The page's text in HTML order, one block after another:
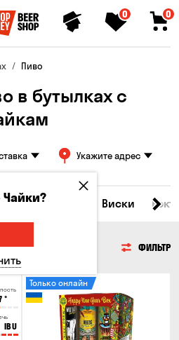
0 0
Пиво
в бутылках с
Укажите адрес
Сидр Виски
ФИЛЬТР
°
IBU
Только онлайн
Чайки?